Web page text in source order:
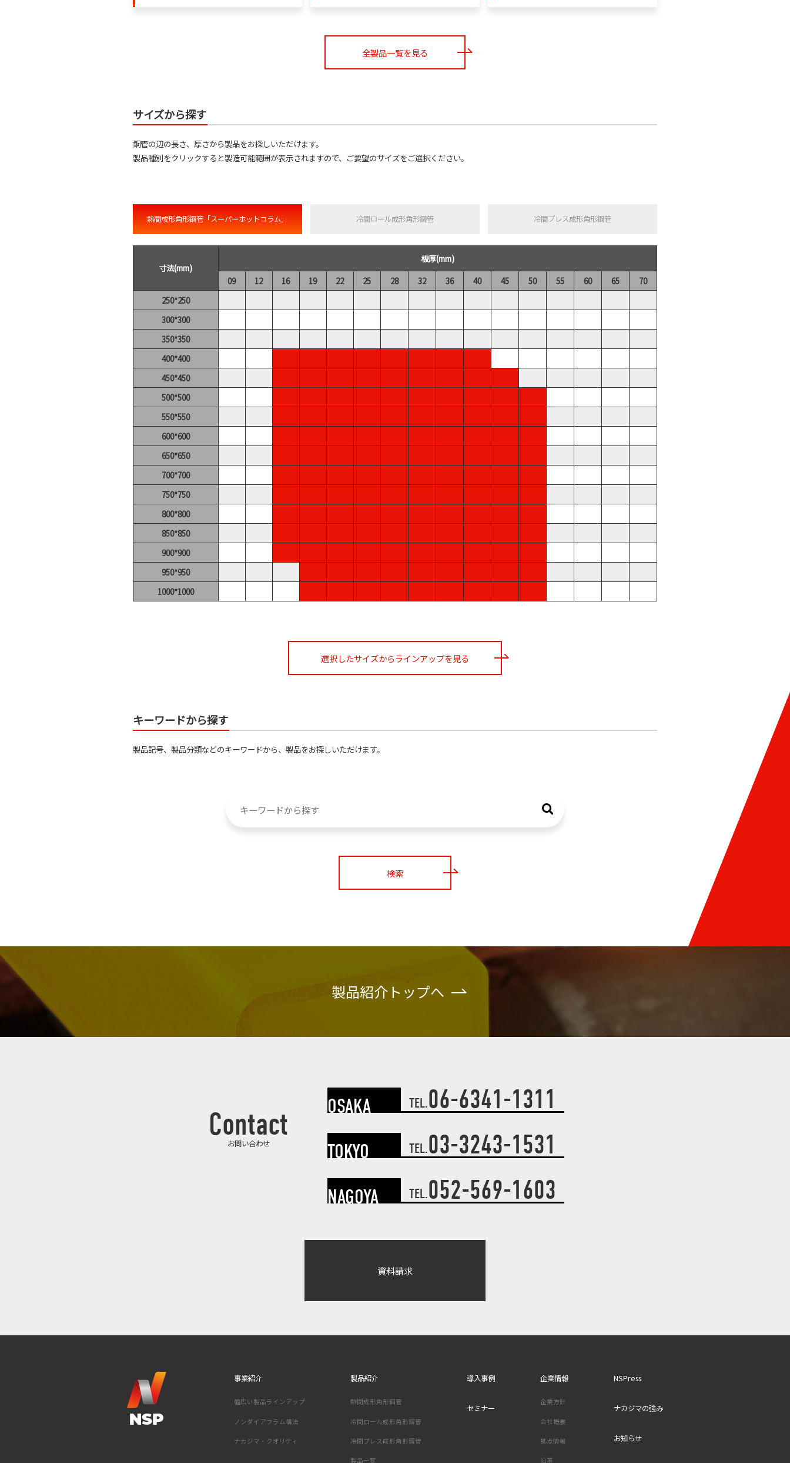
全製品一覧を見る
サイズから探す
鋼管の辺の長さ、厚さから製品をお探しいただけます。
製品種別をクリックすると製造可能範囲が表示されますので、ご要望のサイズをご選択ください。
熱間成形角形鋼管「スーパーホットコラム」 冷間ロール成形角形鋼管 冷間プレス成形角形鋼管
寸法(mm)
板厚(mm)
09
12 16 19 22 25 28 32 36 40 45 50 55 60 65
70
250*250
300*300
350*350
400*400
450*450
500*500
550*550
600*600
650*650
700*700
750*750
800*800
850*850
900*900
950*950
1000*1000
選択したサイズからラインアップを見る
キーワードから探す
製品記号、製品分類などのキーワードから、製品をお探しいただけます。
検索
製品紹介トップへ
Contact
お問い合わせ
OSAKA TEL.06-6341-1311
TOKYO TEL.03-3243-1531
NAGOYA TEL.052-569-1603
資料請求
事業紹介
幅広い製品ラインアップ
ノンダイアフラム構法
ナカジマ・クオリティ
製品紹介
熱間成形角形鋼管
冷間ロール成形角形鋼管
冷間プレス成形角形鋼管
製品一覧
導入事例
セミナー
企業情報
企業方針
会社概要
拠点情報
沿革
NSPress
ナカジマの強み
お知らせ